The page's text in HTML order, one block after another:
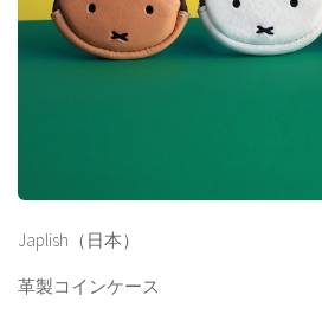
Japlish（日本）
革製コインケース